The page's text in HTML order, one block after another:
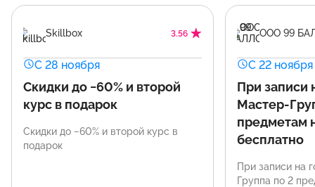
Skillbox 3.56
С 28 ноября
Скидки до −60% и второй
курс в подарок
Скидки до −60% и второй курс в
подарок
ООО 99
С 22 ноября
При записи
Мастер-
предметам
бесплатно
При записи на
Группа по 2